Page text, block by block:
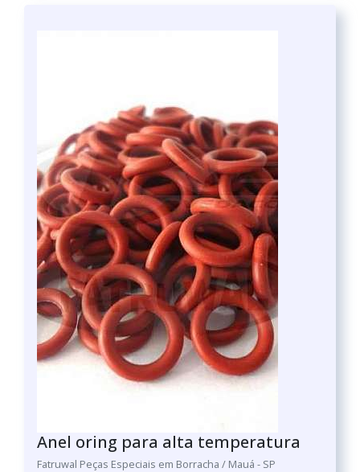
Anel oring para alta temperatura
Fatruwal Peças Especiais em Borracha / Mauá - SP